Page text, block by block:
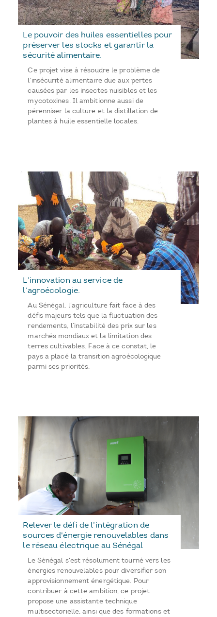
Le pouvoir des huiles essentielles pour
préserver les stocks et garantir la
sécurité alimentaire.
Ce projet vise à résoudre le problème de
l'insécurité alimentaire due aux pertes
causées par les insectes nuisibles et les
mycotoxines. Il ambitionne aussi de
pérenniser la culture et la distillation de
plantes à huile essentielle locales.
L’innovation au service de
l’agroécologie.
Au Sénégal, l'agriculture fait face à des
défis majeurs tels que la fluctuation des
rendements, l’instabilité des prix sur les
marchés mondiaux et la limitation des
terres cultivables. Face à ce constat, le
pays a placé la transition agroécologique
parmi ses priorités.
Relever le défi de l’intégration de
sources d'énergie renouvelables dans
le réseau électrique au Sénégal
Le Sénégal s'est résolument tourné vers les
énergies renouvelables pour diversifier son
approvisionnement énergétique. Pour
contribuer à cette ambition, ce projet
propose une assistante technique
multisectorielle, ainsi que des formations et